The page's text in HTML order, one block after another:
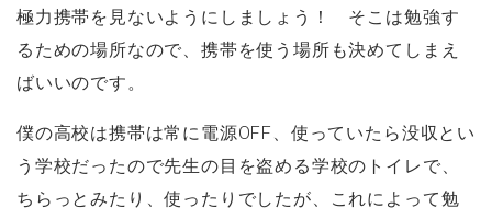
極力携帯を見ないようにしましょう！ そこは勉強す
るための場所なので、携帯を使う場所も決めてしまえ
ばいいのです。
僕の高校は携帯は常に電源OFF、使っていたら没収とい
う学校だったので先生の目を盗める学校のトイレで、
ちらっとみたり、使ったりでしたが、これによって勉